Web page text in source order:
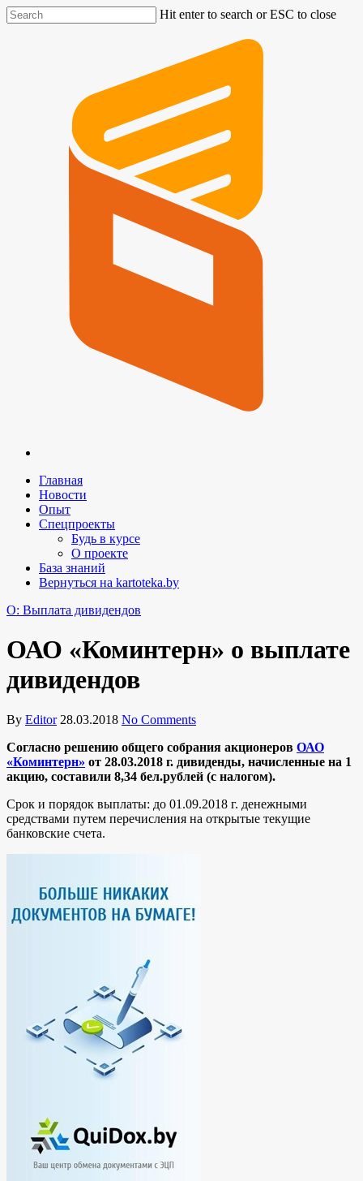
Hit enter to search or ESC to close
Главная
Новости
Опыт
Спецпроекты
Будь в курсе
О проекте
База знаний
Вернуться на kartoteka.by
O: Выплата дивидендов
ОАО «Коминтерн» о выплате
дивидендов
By Editor 28.03.2018 No Comments
Согласно решению общего собрания акционеров ОАО
«Коминтерн» от 28.03.2018 г. дивиденды, начисленные на 1
акцию, составили 8,34 бел.рублей (с налогом).
Срок и порядок выплаты: до 01.09.2018 г. денежными
средствами путем перечисления на открытые текущие
банковские счета.